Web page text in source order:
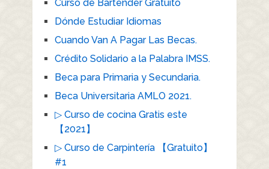
Curso de Bartender Gratuito
Dónde Estudiar Idiomas
Cuando Van A Pagar Las Becas.
Crédito Solidario a la Palabra IMSS.
Beca para Primaria y Secundaria.
Beca Universitaria AMLO 2021.
▷ Curso de cocina Gratis este
【2021】
▷ Curso de Carpintería 【Gratuito】
#1